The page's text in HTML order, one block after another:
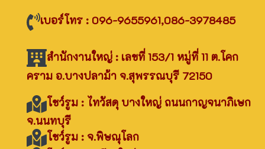
เบอร์โทร : 096-9655961,086-3978485
สำนักงานใหญ่ : เลขที่ 153/1 หมู่ที่ 11 ต.โคก
คราม อ.บางปลาม้า จ.สุพรรณบุรี 72150
โชว์รูม : ไทวัสดุ บางใหญ่ ถนนกาญจนาภิเษก
จ.นนทบุรี
โชว์รูม : จ.พิษณุโลก